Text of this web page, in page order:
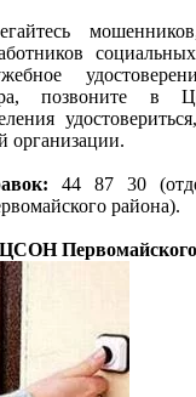
позвоните в
организации.
44 87 30
района).
Первомайского